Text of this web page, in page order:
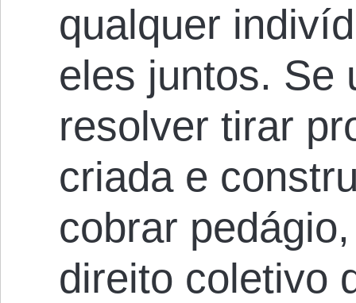
qualquer
eles juntos. Se
resolver tirar
criada e
cobrar
direito coletivo